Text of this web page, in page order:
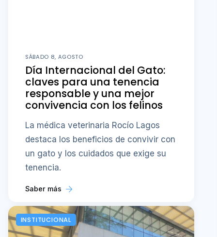
SÁBADO 8, AGOSTO
Día Internacional del Gato:
claves para una tenencia
responsable y una mejor
convivencia con los felinos
La médica veterinaria Rocío Lagos
destaca los beneficios de convivir con
un gato y los cuidados que exige su
tenencia.
Saber más
INSTITUCIONAL